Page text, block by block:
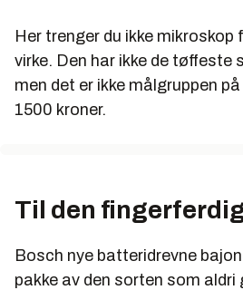
Her trenger du ikke mikroskop
virke. Den har ikke de tøffeste
men det er ikke målgruppen
1500 kroner.
Til den
Bosch nye batteridrevne
pakke av den sorten som